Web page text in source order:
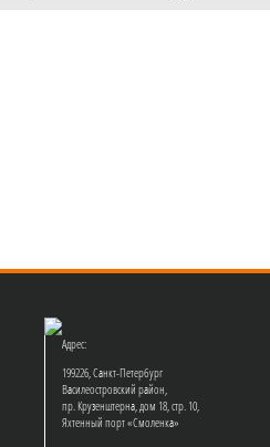
Адрес:
199226, Санкт-Петербург
Василеостровский район,
пр. Крузенштерна, дом 18, стр. 10,
Яхтенный порт «Смоленка»